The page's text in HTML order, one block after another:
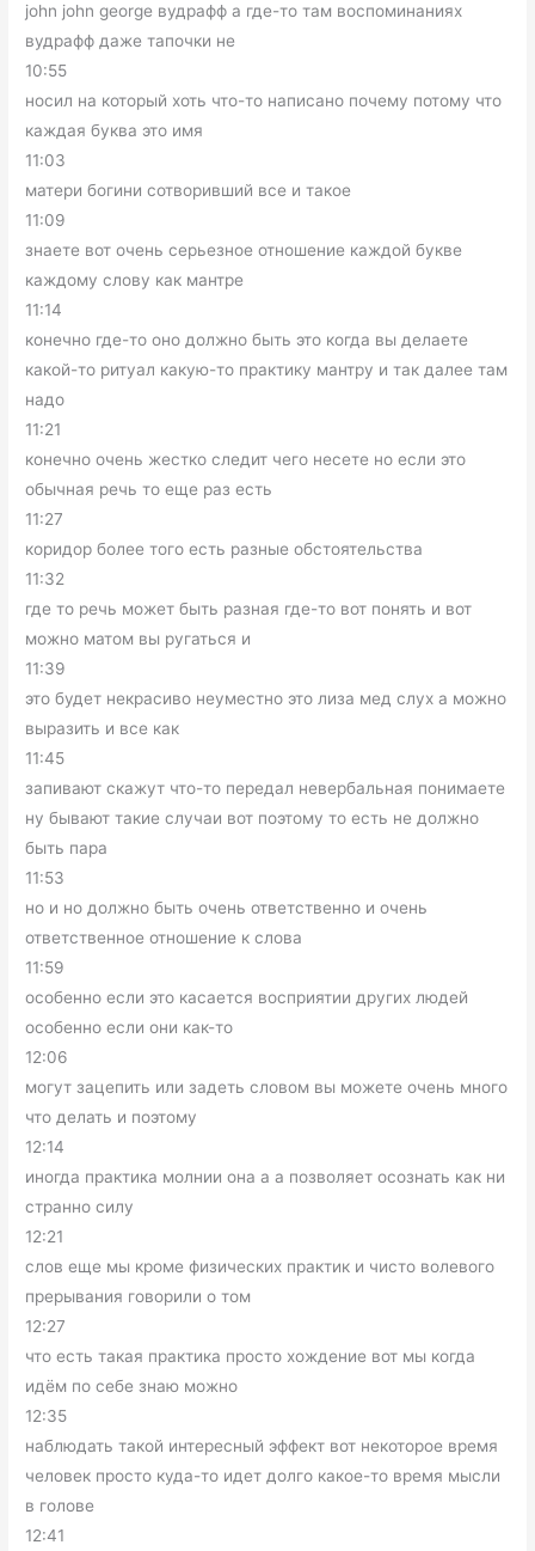
john john george вудрафф а где-то там воспоминаниях
вудрафф даже тапочки не
10:55
носил на который хоть что-то написано почему потому что
каждая буква это имя
11:03
матери богини сотворивший все и такое
11:09
знаете вот очень серьезное отношение каждой букве
каждому слову как мантре
11:14
конечно где-то оно должно быть это когда вы делаете
какой-то ритуал какую-то практику мантру и так далее там
надо
11:21
конечно очень жестко следит чего несете но если это
обычная речь то еще раз есть
11:27
коридор более того есть разные обстоятельства
11:32
где то речь может быть разная где-то вот понять и вот
можно матом вы ругаться и
11:39
это будет некрасиво неуместно это лиза мед слух а можно
выразить и все как
11:45
запивают скажут что-то передал невербальная понимаете
ну бывают такие случаи вот поэтому то есть не должно
быть пара
11:53
но и но должно быть очень ответственно и очень
ответственное отношение к слова
11:59
особенно если это касается восприятии других людей
особенно если они как-то
12:06
могут зацепить или задеть словом вы можете очень много
что делать и поэтому
12:14
иногда практика молнии она а а позволяет осознать как ни
странно силу
12:21
слов еще мы кроме физических практик и чисто волевого
прерывания говорили о том
12:27
что есть такая практика просто хождение вот мы когда
идём по себе знаю можно
12:35
наблюдать такой интересный эффект вот некоторое время
человек просто куда-то идет долго какое-то время мысли
в голове
12:41